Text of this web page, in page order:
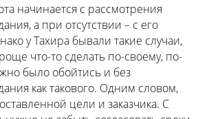
начинается с рассмотрения
а при отсутствии – с его
у Тахира бывали такие случаи,
что-то сделать по-своему, по-
было обойтись и без
как такового. Одним словом,
цели и заказчика. С